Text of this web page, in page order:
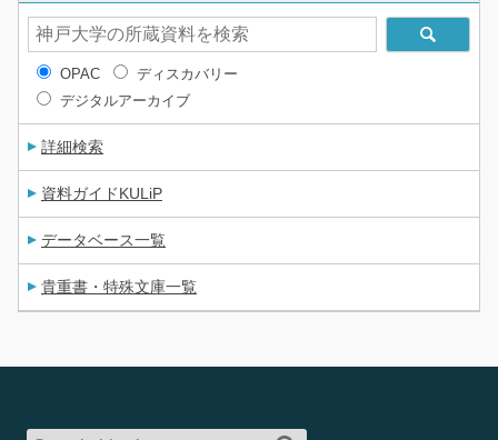
OPAC
ディスカバリー
デジタルアーカイブ
詳細検索
資料ガイドKULiP
データベース一覧
貴重書・特殊文庫一覧